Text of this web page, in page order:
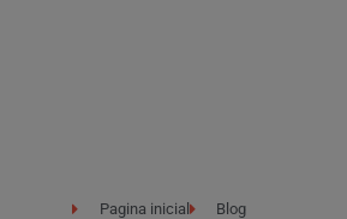
Pagina inicial
Blog